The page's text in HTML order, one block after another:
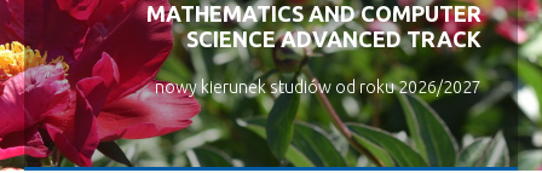
MATHEMATICS AND COMPUTER
SCIENCE ADVANCED TRACK
nowy kierunek studiów od roku 2026/2027